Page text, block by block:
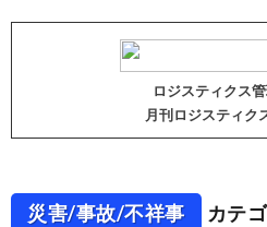
ロジスティクス
月刊ロジスティク
災害/事故/不祥事 カテ